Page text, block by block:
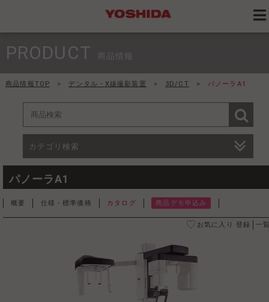
PRODUCT 商品情報
商品情報TOP > デンタル・X線撮影装置 > 3D/CT > パノーラA1
カテゴリ検索
パノーラA1
概要 仕様・標準価格 カタログ 商品デモ申込み
お気に入り 登録 一